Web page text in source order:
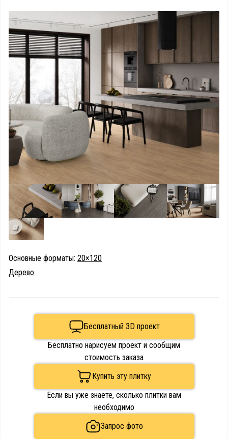
Основные форматы: 20×120
Дерево
Бесплатный 3D проект
Бесплатно нарисуем проект и сообщим
стоимость заказа
Купить эту плитку
Если вы уже знаете, сколько плитки вам
необходимо
Запрос фото